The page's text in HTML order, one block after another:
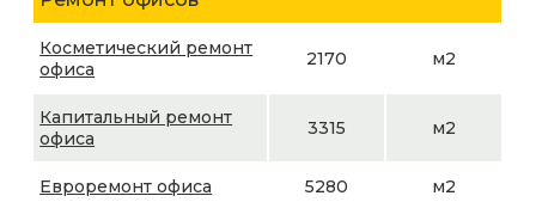
Косметический ремонт
офиса
2170 м2
Капитальный ремонт
офиса
3315 м2
Евроремонт офиса 5280 м2